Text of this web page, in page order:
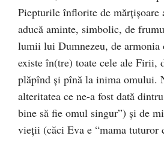
Piepturile înflorite de mărţişoare
aducă aminte, simbolic, de
lumii lui Dumnezeu, de armonia
existe în(tre) toate cele ale Firii,
plăpînd şi pînă la inima omului.
alteritatea ce ne-a fost dată
bine să fie omul singur”) şi de
vieţii (căci Eva e “mama tuturor